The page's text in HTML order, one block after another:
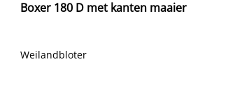
Boxer 180 D met kanten maaier
Weilandbloter